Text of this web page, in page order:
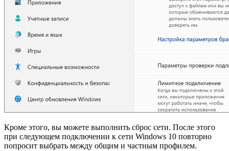
Кроме этого, вы можете выполнить сброс сети. После этого
при следующем подключении к сети Windows 10 повторно
попросит выбрать между общим и частным профилем.